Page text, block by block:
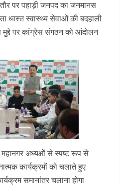
पर पहाड़ी जनपद का जनमानस
ध्वस्त स्वास्थ्य सेवाओं की बदहाली
पर कांग्रेस संगठन को आंदोलन
अध्यक्षों से स्पष्ट रूप से
कार्यक्रमों को चलाते हुए
समानांतर चलाना होगा